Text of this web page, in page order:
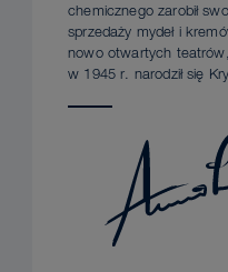
chemicznego zarobił
sprzedaży mydeł i
nowo otwartych
w 1945 r. narodził się